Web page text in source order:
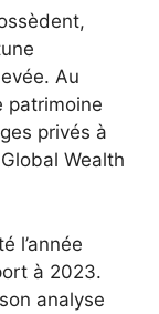
Au
patrimoine
privés à
Wealth
l’année
à 2023.
analyse